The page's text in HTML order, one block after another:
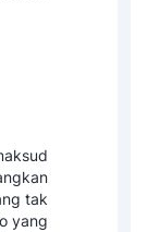
tak
yang